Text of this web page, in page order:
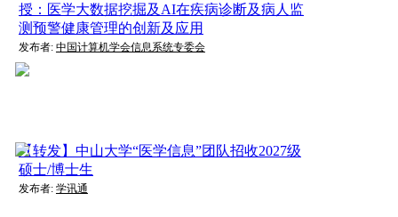
授：医学大数据挖掘及AI在疾病诊断及病人监
测预警健康管理的创新及应用
发布者: 中国计算机学会信息系统专委会
【转发】中山大学“医学信息”团队招收2027级
硕士/博士生
发布者: 学讯通